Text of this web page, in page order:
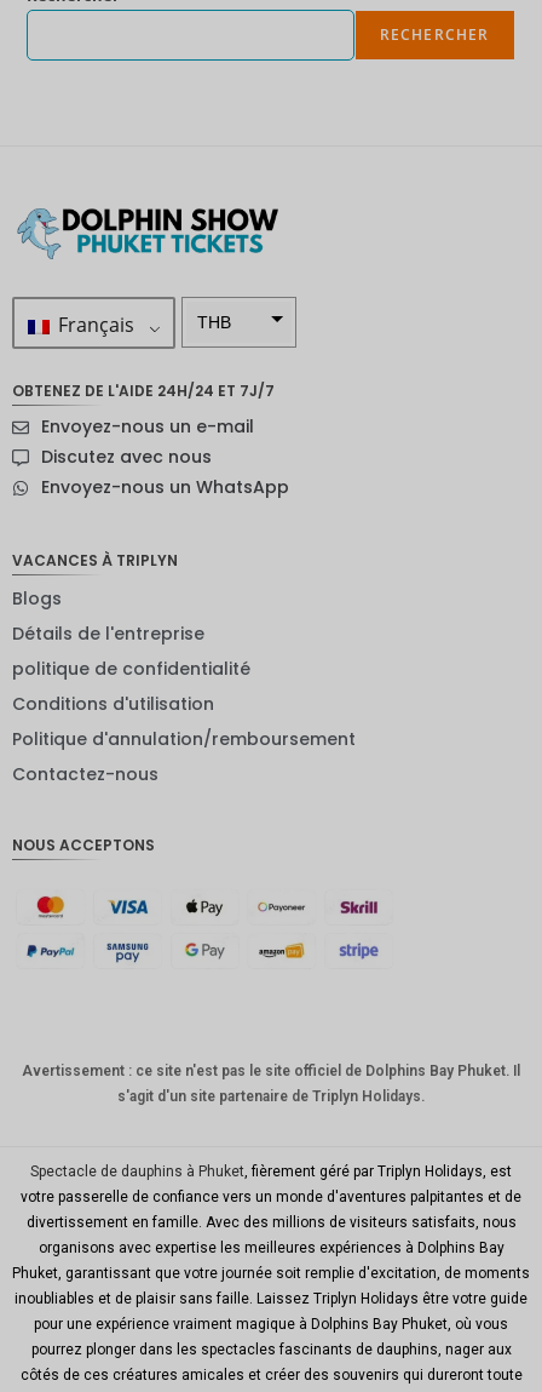
RECHERCHER
Français THB
Dollar
zélandai
EUR
indienne
IDR
KRW
chinois
TWD
MYR
PHP
Dollar de
Hong
Kong
OBTENEZ DE L'AIDE 24H/24 ET 7J/7
Envoyez-nous un e-mail
Discutez avec nous
Envoyez-nous un WhatsApp
VACANCES À TRIPLYN
Blogs
Détails de l'entreprise
politique de confidentialité
Conditions d'utilisation
Politique d'annulation/remboursement
Contactez-nous
NOUS ACCEPTONS
Avertissement : ce site n'est pas le site officiel de Dolphins Bay Phuket. Il
s'agit d'un site partenaire de Triplyn Holidays.
Spectacle de dauphins à Phuket, fièrement géré par Triplyn Holidays, est
votre passerelle de confiance vers un monde d'aventures palpitantes et de
divertissement en famille. Avec des millions de visiteurs satisfaits, nous
organisons avec expertise les meilleures expériences à Dolphins Bay
Phuket, garantissant que votre journée soit remplie d'excitation, de moments
inoubliables et de plaisir sans faille. Laissez Triplyn Holidays être votre guide
pour une expérience vraiment magique à Dolphins Bay Phuket, où vous
pourrez plonger dans les spectacles fascinants de dauphins, nager aux
côtés de ces créatures amicales et créer des souvenirs qui dureront toute